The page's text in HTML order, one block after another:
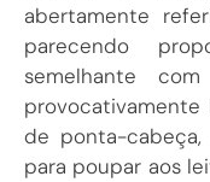
abertamente
parecendo
semelhante
provocativamente
de ponta-
para poupar aos